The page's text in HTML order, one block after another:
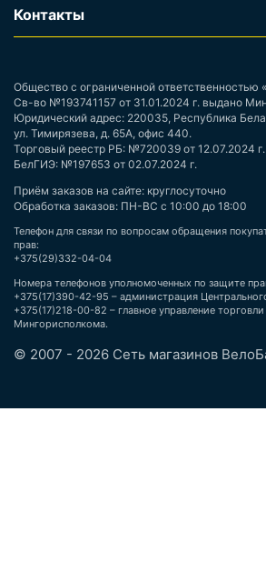
Контакты
Общество с ограниченной ответственностью
Св-во №193741157 от 31.01.2024 г. выдано
Юридический адрес: 220035, Республика
ул. Тимирязева, д. 65А, офис 440.
Торговый реестр РБ: №720039 от 12.07.2024 г.
БелГИЭ: №197653 от 02.07.2024 г.
Приём заказов на сайте: круглосуточно
Обработка заказов: ПН-ВС с 10:00 до 18:00
Телефон для связи по вопросам обращения
прав:
+375(29)332-04-04
Номера телефонов уполномоченных по защите
+375(17)390-42-95 – администрация
+375(17)218-00-82 – главное управление торговли
Мингорисполкома.
© 2007 - 2026 Сеть магазинов